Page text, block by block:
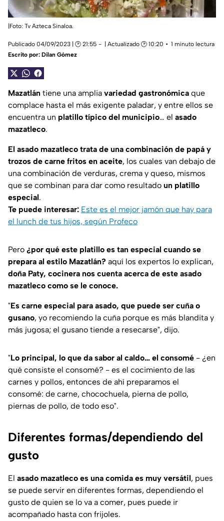
|Foto: Tv Azteca Sinaloa.
Publicado 04/09/2023 | 🕑 21:55 | Actualizado 🕑 10:20
1 minuto lectura
Escrito por: Dilan Gómez
Mazatlán tiene una amplia variedad gastronómica que
complace hasta el más exigente paladar, y entre ellos se
encuentra un platillo típico del municipio… el asado
mazatleco.
El asado mazatleco trata de una combinación de papá y
trozos de carne fritos en aceite, los cuales van debajo de
una combinación de verduras, crema y queso, mismos
que se combinan para dar como resultado un platillo
especial.
Te puede interesar: Este es el mejor jamón que hay para
el lunch de tus hijos, según Profeco
Pero ¿por qué este platillo es tan especial cuando se
prepara al estilo Mazatlán? aquí los expertos lo explican,
doña Paty, cocinera nos cuenta acerca de este asado
mazatleco como se le conoce.
"Es carne especial para asado, que puede ser cuña o
gusano, yo recomiendo la cuña porque es más blandita y
más jugosa; el gusano tiende a resecarse", dijo.
"Lo principal, lo que da sabor al caldo… el consomé - ¿en
qué consiste el consomé? - es el cocimiento de las
carnes y pollos, entonces de ahí preparamos el
consomé: de carne, chocochuela, pierna de pollo,
piernas de pollo, de todo eso".
Diferentes formas/dependiendo del
gusto
El asado mazatleco es una comida es muy versátil, pues
se puede servir en diferentes formas, dependiendo el
gusto de quien se lo va a comer, pues puede ir
acompañado hasta con frijoles.